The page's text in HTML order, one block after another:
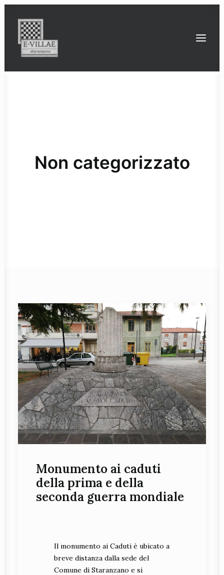
la villa romana di Staranzano
Non categorizzato
Monumento ai caduti
della prima e della
seconda guerra mondiale
Il monumento ai Caduti è ubicato a
breve distanza dalla sede del
Comune di Staranzano e si